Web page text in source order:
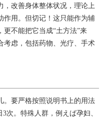
，改善身体整体状况，理论上
作用。但切记！这只能作为辅
不能把它当成“土方法”来
考虑，包括药物、光疗、手术
。要严格按照说明书上的用法
次。特殊人群，例えば孕妇、